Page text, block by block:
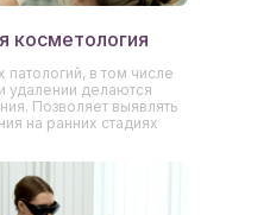
в том числе
удалении делаются
Позволяет выявлять
на ранних стадиях
косметология